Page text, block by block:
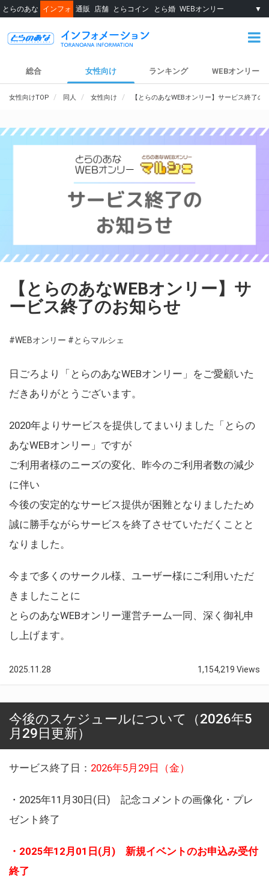
とらのあな インフォ 通販 店舗 とらコイン とら婚 WEBオンリー ▼
総合 女性向け ランキング WEBオンリー
女性向けTOP 同人 女性向け 【とらのあなWEBオンリー】サービス終了の
【とらのあなWEBオンリー】サ
ービス終了のお知らせ
#WEBオンリー #とらマルシェ
日ごろより「とらのあなWEBオンリー」をご愛顧いた
だきありがとうございます。
2020年よりサービスを提供してまいりました「とらの
あなWEBオンリー」ですが
ご利用者様のニーズの変化、昨今のご利用者数の減少
に伴い
今後の安定的なサービス提供が困難となりましたため
誠に勝手ながらサービスを終了させていただくことと
なりました。
今まで多くのサークル様、ユーザー様にご利用いただ
きましたことに
とらのあなWEBオンリー運営チーム一同、深く御礼申
し上げます。
2025.11.28 1,154,219 Views
今後のスケジュールについて（2026年5
月29日更新）
サービス終了日： 2026年5月29日（金）
・2025年11月30日(日) 記念コメントの画像化・プレ
ゼント終了
・2025年12月01日(月) 新規イベントのお申込み受付
終了